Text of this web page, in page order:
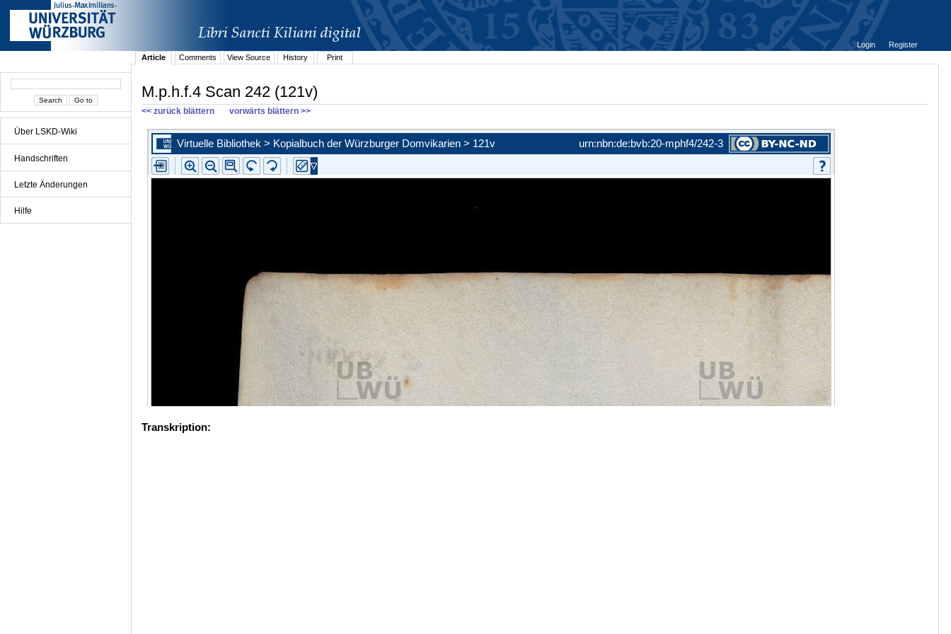
Über LSKD-Wiki
Handschriften
Letzte Änderungen
Hilfe
Login
Register
Article
Comments View Source History Print
M.p.h.f.4 Scan 242 (121v)
<< zurück blättern vorwärts blättern >>
Transkription: